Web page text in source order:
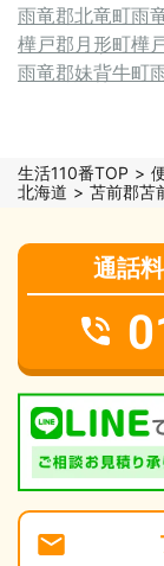
雨竜郡北竜町雨
樺戸郡月形町樺
雨竜郡妹背牛町
生活110番TOP
北海道
苫前郡苫
通話